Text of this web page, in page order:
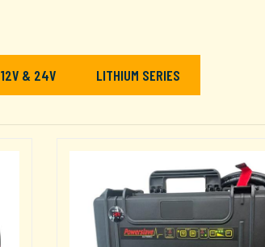
12V & 24V LITHIUM SERIES